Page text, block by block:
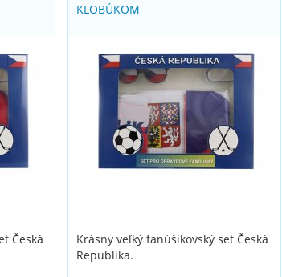
Česká
KLOBÚKOM
Krásny veľký fanúšikovský set Česká
Republika.